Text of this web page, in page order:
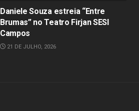
Daniele Souza estreia “Entre
Brumas” no Teatro Firjan SESI
Campos
21 DE JULHO, 2026